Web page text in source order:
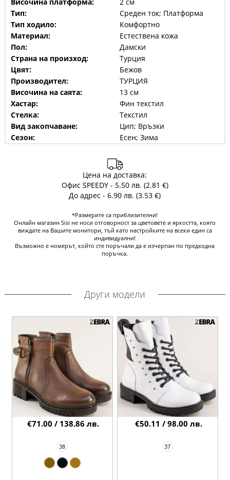
Тип:
Среден ток; Платформа
Тип ходило:
Комфортно
Материал:
Естествена кожа
Пол:
Дамски
Страна на произход:
Турция
Цвят:
Бежов
Производител:
ТУРЦИЯ
Височина на саята:
13 см
Хастар:
Фин текстил
Стелка:
Текстил
Вид закопчаване:
Цип; Връзки
Сезон:
Есен; Зима
Цена на доставка:
Офис SPEEDY - 5.50 лв. (2.81 €)
До адрес - 6.90 лв. (3.53 €)
*Размерите са приблизителни!
Онлайн магазин Sisi не носи отговорност за цветовете и яркостта, която
виждате на Вашите монитори, тъй като настройките на всеки един са
индивидуални!
Възможно е номерът, който сте поръчали да е изчерпан по предходна
поръчка.
Други модели
38
€71.00 / 138.86 лв.
37
€50.11 / 98.00 лв.